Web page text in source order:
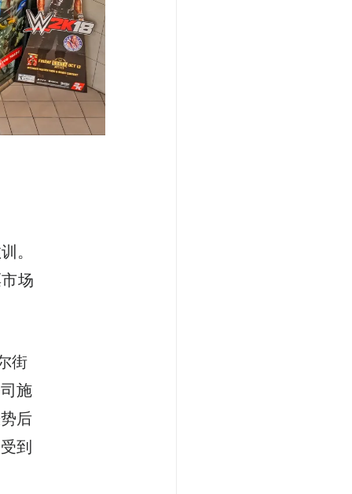
。
场
街
施
后
到